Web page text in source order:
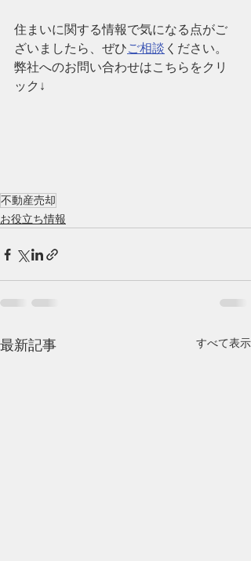
住まいに関する情報で気になる点がご
ざいましたら、ぜひご相談 ください。
弊社へのお問い合わせはこちらをクリ
ック↓
不動産売却
お役立ち情報
最新記事 すべて表示